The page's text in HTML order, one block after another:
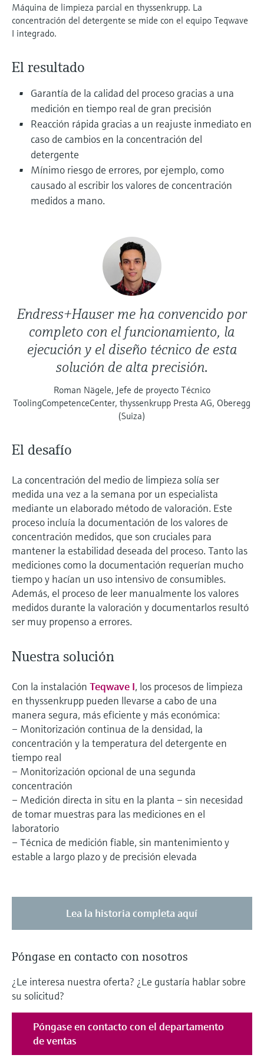
Visor de dispositivos
Encuentre información y documentación
Encuentre repuestos por raíz del producto,
código de pedido o número de serie
electromecánico
Medición de nivel por barrera de
Level measurement with pressure
Ver todos
Medición mediante transmisión de
microondas
Memosens technology
Ver todos
la transparencia de los procesos
para una toma de decisiones más
Máquina de limpieza parcial en thyssenkrupp. La
concentración del detergente se mide con el equipo Teqwave
I integrado.
El resultado
Garantía de la calidad del proceso gracias a una
medición en tiempo real de gran precisión
Reacción rápida gracias a un reajuste inmediato en
caso de cambios en la concentración del
detergente
Mínimo riesgo de errores, por ejemplo, como
causado al escribir los valores de concentración
medidos a mano.
Endress+Hauser me ha convencido por
completo con el funcionamiento, la
ejecución y el diseño técnico de esta
solución de alta precisión.
Roman Nägele, Jefe de proyecto Técnico
ToolingCompetenceCenter, thyssenkrupp Presta AG, Oberegg
(Suiza)
El desafío
La concentración del medio de limpieza solía ser
medida una vez a la semana por un especialista
mediante un elaborado método de valoración. Este
proceso incluía la documentación de los valores de
concentración medidos, que son cruciales para
mantener la estabilidad deseada del proceso. Tanto las
mediciones como la documentación requerían mucho
tiempo y hacían un uso intensivo de consumibles.
Además, el proceso de leer manualmente los valores
medidos durante la valoración y documentarlos resultó
ser muy propenso a errores.
Nuestra solución
Con la instalación Teqwave I, los procesos de limpieza
en thyssenkrupp pueden llevarse a cabo de una
manera segura, más eficiente y más económica:
– Monitorización continua de la densidad, la
concentración y la temperatura del detergente en
tiempo real
– Monitorización opcional de una segunda
concentración
– Medición directa in situ en la planta – sin necesidad
de tomar muestras para las mediciones en el
laboratorio
– Técnica de medición fiable, sin mantenimiento y
estable a largo plazo y de precisión elevada
Lea la historia completa aquí
Póngase en contacto con nosotros
¿Le interesa nuestra oferta? ¿Le gustaría hablar sobre
su solicitud?
Póngase en contacto con el departamento
de ventas